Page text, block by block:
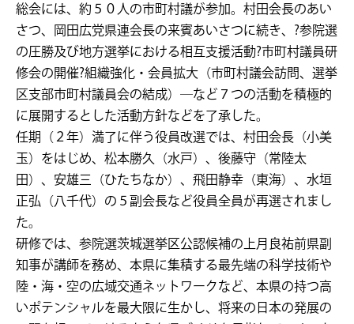
総会には、約５０人の市町村議が参加。村田会長のあい
さつ、岡田広党県連会長の来賓あいさつに続き、?参院選
の圧勝及び地方選挙における相互支援活動?市町村議員研
修会の開催?組織強化・会員拡大（市町村議会訪問、選挙
区支部市町村議員会の結成）―など７つの活動を積極的
に展開するとした活動方針などを了承した。
任期（２年）満了に伴う役員改選では、村田会長（小美
玉）をはじめ、松本勝久（水戸）、後藤守（常陸太
田）、安雄三（ひたちなか）、飛田静幸（東海）、水垣
正弘（八千代）の５副会長など役員全員が再選されまし
た。
研修では、参院選茨城選挙区公認候補の上月良祐前県副
知事が講師を務め、本県に集積する最先端の科学技術や
陸・海・空の広域交通ネットワークなど、本県の持つ高
いポテンシャルを最大限に生かし、将来の日本の発展の